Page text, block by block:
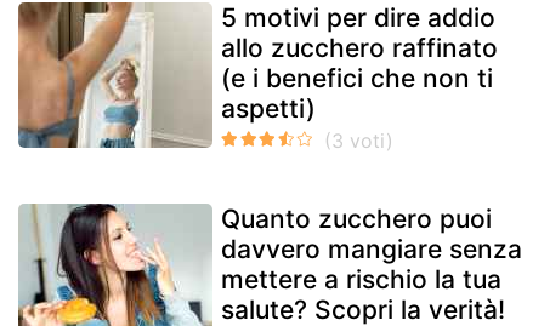
5 motivi per dire addio
allo zucchero raffinato
(e i benefici che non ti
aspetti)
Quanto zucchero puoi
davvero mangiare senza
mettere a rischio la tua
salute? Scopri la verità!